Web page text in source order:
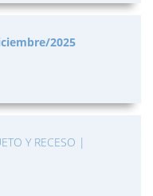
2025
Y RECESO |